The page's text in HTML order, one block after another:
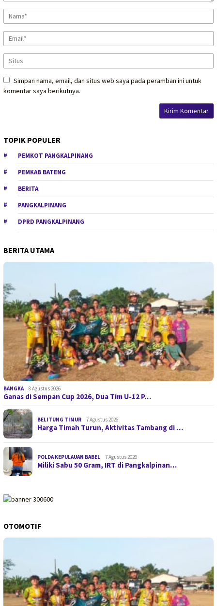
Simpan nama, email, dan situs web saya pada peramban ini untuk
komentar saya berikutnya.
TOPIK POPULER
PEMKOT PANGKALPINANG
PEMKAB BATENG
BERITA
PANGKALPINANG
DPRD PANGKALPINANG
BERITA UTAMA
BANGKA 8 Agustus 2026
Ganas di Sempan Cup 2026, Dua Tim U-12 P…
BELITUNG TIMUR 7 Agustus 2026
Harga Timah Turun, Aktivitas Tambang di …
POLDA KEPULAUAN BABEL 7 Agustus 2026
Miliki Sabu 50 Gram, IRT di Pangkalpinan…
OTOMOTIF